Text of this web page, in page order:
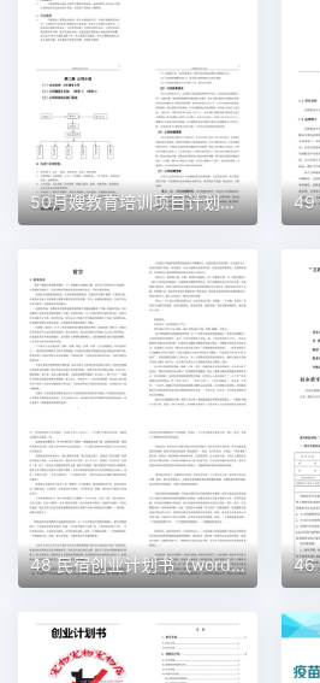
50月嫂教育培训项目计划书（word＋ppt配套）创业计划书word模板
48 民宿创业计划书（word＋ppt配套）创业计划书word模板